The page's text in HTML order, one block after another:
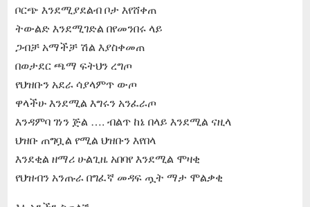
ቦርጭ እንደሚያደልብ ቦታ እየሸቀጠ
ትውልድ እንደሚገድል በየመንበሩ ላይ
ጋብቻ አማችቻ ሽል እያስቀመጠ
በወታደር ጫማ ፍትህን ረግጦ
የህዝቡን አደራ ሳያላምጥ ውጦ
ዋላችሁ እንደሚል እግሩን አንፈራጦ
እንዳምባ ገነን ጅል …. ብልጥ ከኔ በላይ እንደሚል ናዚላ
ህዝቡ ጠግቧል የሚል ህዝቡን እየበላ
እንደቂል ዘማሪ ሁልጊዜ አበባየ እንደሚል ሞዛቂ
የህዝብን አንጡራ በግፈኛ መዳፍ ጧት ማታ ሞልቃቂ